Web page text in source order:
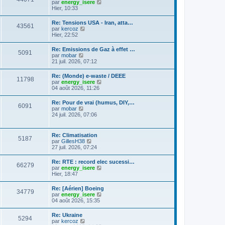
e
s
a
g
l
d
e
r
n
e
r
m
e
s
s
a
g
l
e
r
l
d
e
r
n
i
e
r
m
e
s
s
a
g
e
par energy_isere
s
u
e
r
d
e
r
e
r
s
Hier, 10:33
43561
Re: Tensions USA - Iran, atta…
par kercoz
u
l
t
e
r
l
e
d
e
r
n
i
r
m
e
s
s
a
g
Hier, 22:52
5091
Re: Emissions de Gaz à effet …
par mobar
o
u
l
t
e
r
e
e
r
n
i
e
r
m
e
s
a
g
e
21 juil. 2026, 07:12
11798
Re: (Monde) e-waste / DEEE
par energy_isere
u
r
e
r
n
r
m
s
04 août 2026, 11:26
6091
Re: Pour de vrai (humus, DIY,…
par mobar
o
l
t
e
r
l
e
e
r
n
i
e
r
e
24 juil. 2026, 07:06
5187
Re: Climatisation
par GillesH38
o
s
u
l
e
r
l
e
d
27 juil. 2026, 07:24
66279
Re: RTE : record elec sucessi…
par energy_isere
u
e
Hier, 18:47
34779
Re: [Aérien] Boeing
par energy_isere
04 août 2026, 15:35
5294
Re: Ukraine
par kercoz